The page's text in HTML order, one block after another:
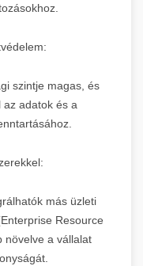
szintje magas, és
adatok és a
más üzleti
Resource
növelve a vállalat